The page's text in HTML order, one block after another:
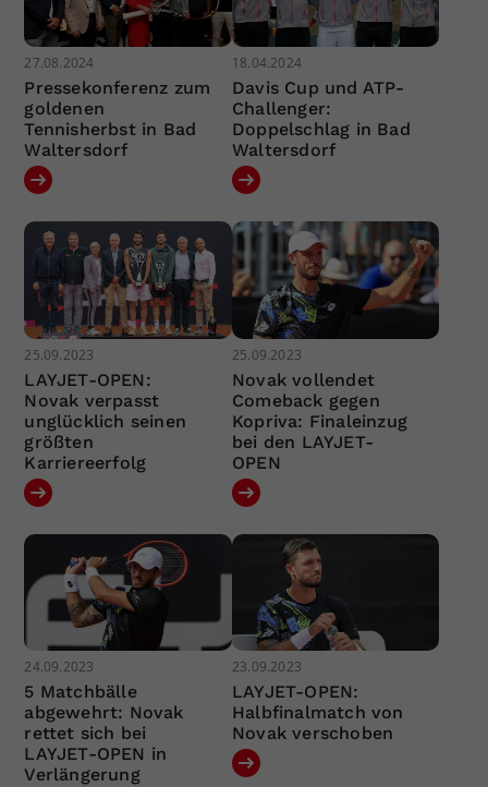
27.08.2024
Pressekonferenz zum
goldenen
Tennisherbst in Bad
Waltersdorf
18.04.2024
Davis Cup und ATP-
Challenger:
Doppelschlag in Bad
Waltersdorf
25.09.2023
LAYJET-OPEN:
Novak verpasst
unglücklich seinen
größten
Karriereerfolg
25.09.2023
Novak vollendet
Comeback gegen
Kopriva: Finaleinzug
bei den LAYJET-
OPEN
24.09.2023
5 Matchbälle
abgewehrt: Novak
rettet sich bei
LAYJET-OPEN in
Verlängerung
23.09.2023
LAYJET-OPEN:
Halbfinalmatch von
Novak verschoben